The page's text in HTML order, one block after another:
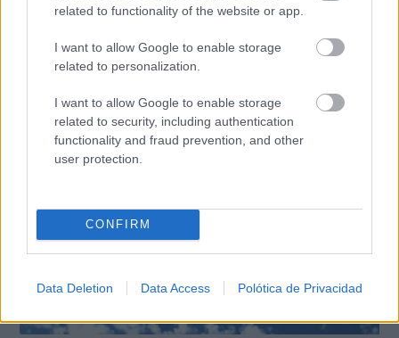
related to functionality of the website or app.
I want to allow Google to enable storage
related to personalization.
I want to allow Google to enable storage
related to security, including authentication
functionality and fraud prevention, and other
user protection.
CONFIRM
Data Deletion Data Access Polótica de Privacidad
¿Sabías que existen?
Estas criaturas existen y parecen sacadas de otro
planeta